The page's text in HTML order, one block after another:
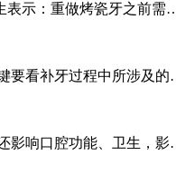
表示：重做烤瓷牙之前
要看补牙过程中所涉及
影响口腔功能、卫生，